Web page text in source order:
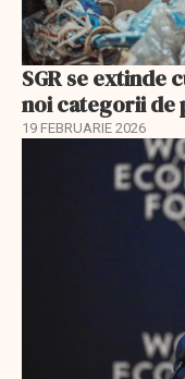
SGR se extinde
noi categorii de
19 FEBRUARIE 2026